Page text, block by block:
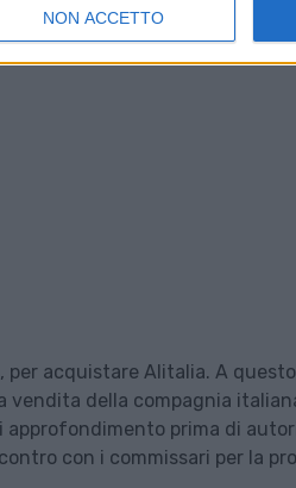
NON ACCETTO
per acquistare Alitalia. A
della compagnia
prima di
con i commissari per la